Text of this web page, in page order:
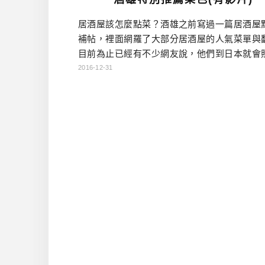
居酒屋該怎麼點菜？酒雄之前寫過一篇居酒屋
補帖，裡面網羅了大部分居酒屋的人氣菜單與
目前為止已經有不少網友說，他們到日本就會
個來點餐。畢竟到日本旅行，沒到居酒屋吃一
2016-12-31